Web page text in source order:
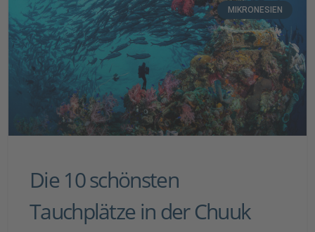
MIKRONESIEN
Die 10 schönsten
Tauchplätze in der Chuuk